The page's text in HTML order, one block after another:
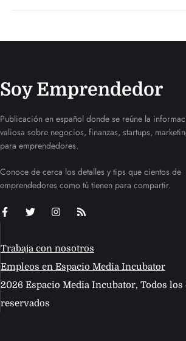
Soy Emprendedor
Publicación en español donde se reúne la
valiosa sobre negocios, finanzas, startups,
para emprendedores.
Conoce de cerca los detalles y tips que cientos de
emprendedores como tú tienen para compartir.
Trabaja con nosotros
Empleos en Espacio Media Incubator
2026 Espacio Media Incubator, Todos los
reservados